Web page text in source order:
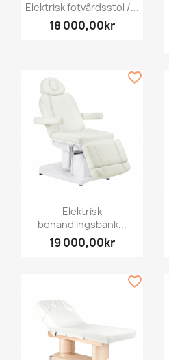
Elektrisk fotvårdsstol /...
18 000,00kr
Elektrisk
behandlingsbänk...
19 000,00kr
favorite_border
favorite_border